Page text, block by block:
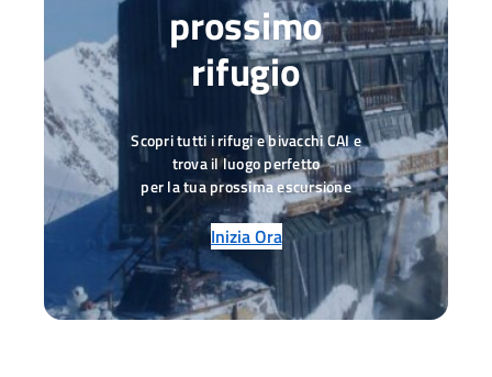
prossimo
rifugio
Scopri tutti i rifugi e bivacchi CAI e
trova il luogo perfetto
per la tua prossima escursione
Inizia Ora